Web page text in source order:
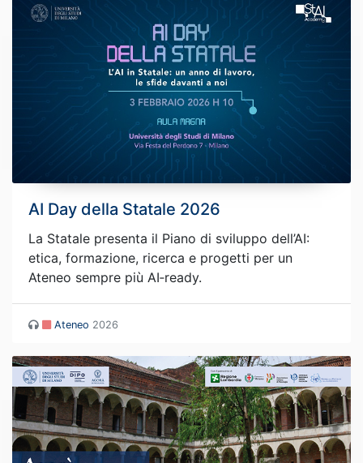
AI Day della Statale 2026
La Statale presenta il Piano di sviluppo dell’AI:
etica, formazione, ricerca e progetti per un
Ateneo sempre più AI‑ready.
Ateneo 2026